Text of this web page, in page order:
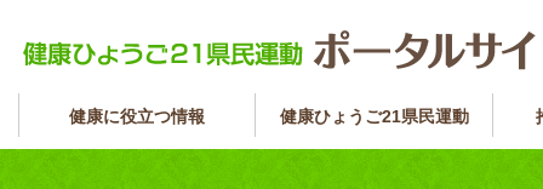
健康に役立つ情報 健康ひょうご21県民運動